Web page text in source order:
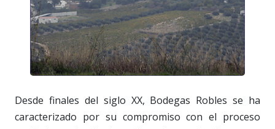
Desde finales del siglo XX, Bodegas Robles se ha
caracterizado por su compromiso con el proceso